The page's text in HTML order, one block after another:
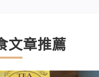
文章推薦